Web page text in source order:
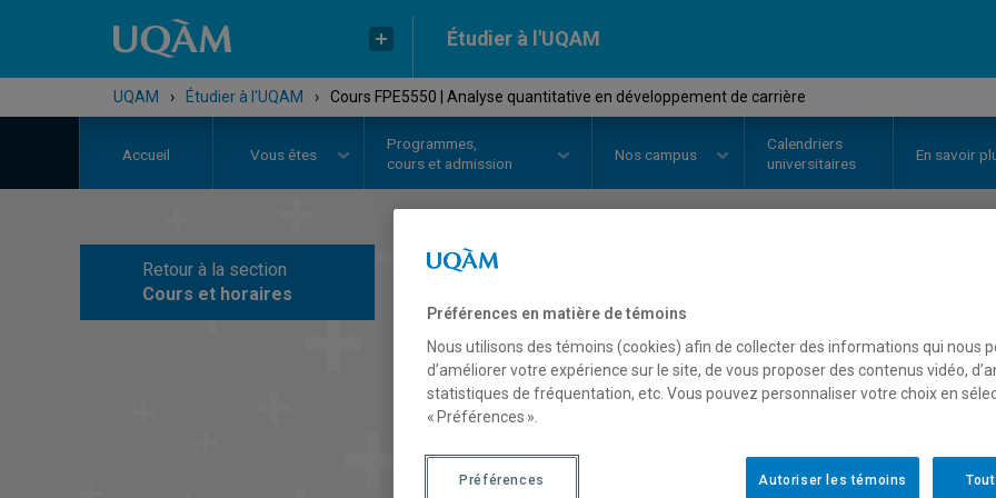
Étudier à l'UQAM
UQAM › Étudier à l'UQAM › Cours FPE5550 | Analyse quantitative en développement de carrière
Accueil Vous êtes
Programmes,
cours et admission
Nos campus
Calendriers
universitaires
En savoir
Retour à la section
Cours et horaires
Analyse
développement de
Description
Préférences en matière de témoins
Nous utilisons des témoins (cookies) afin de collecter des informations qui nous
d’améliorer votre expérience sur le site, de vous proposer des contenus vidéo,
statistiques de fréquentation, etc. Vous pouvez personnaliser votre choix en
« Préférences ».
Autoriser les témoins
Préférences